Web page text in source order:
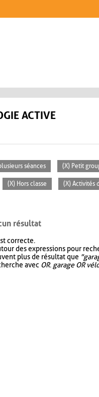
ACTIVE
séances (X) Petit
(X) Hors classe (X) Activités
résultat
correcte.
des expressions pour
plus de résultat que
avec OR. garage OR